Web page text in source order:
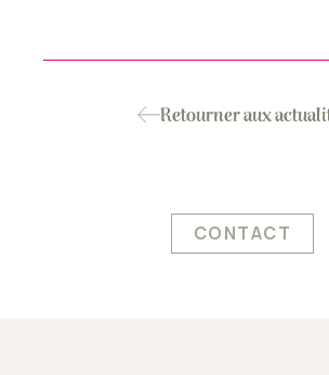
Retourner aux
CONTACT